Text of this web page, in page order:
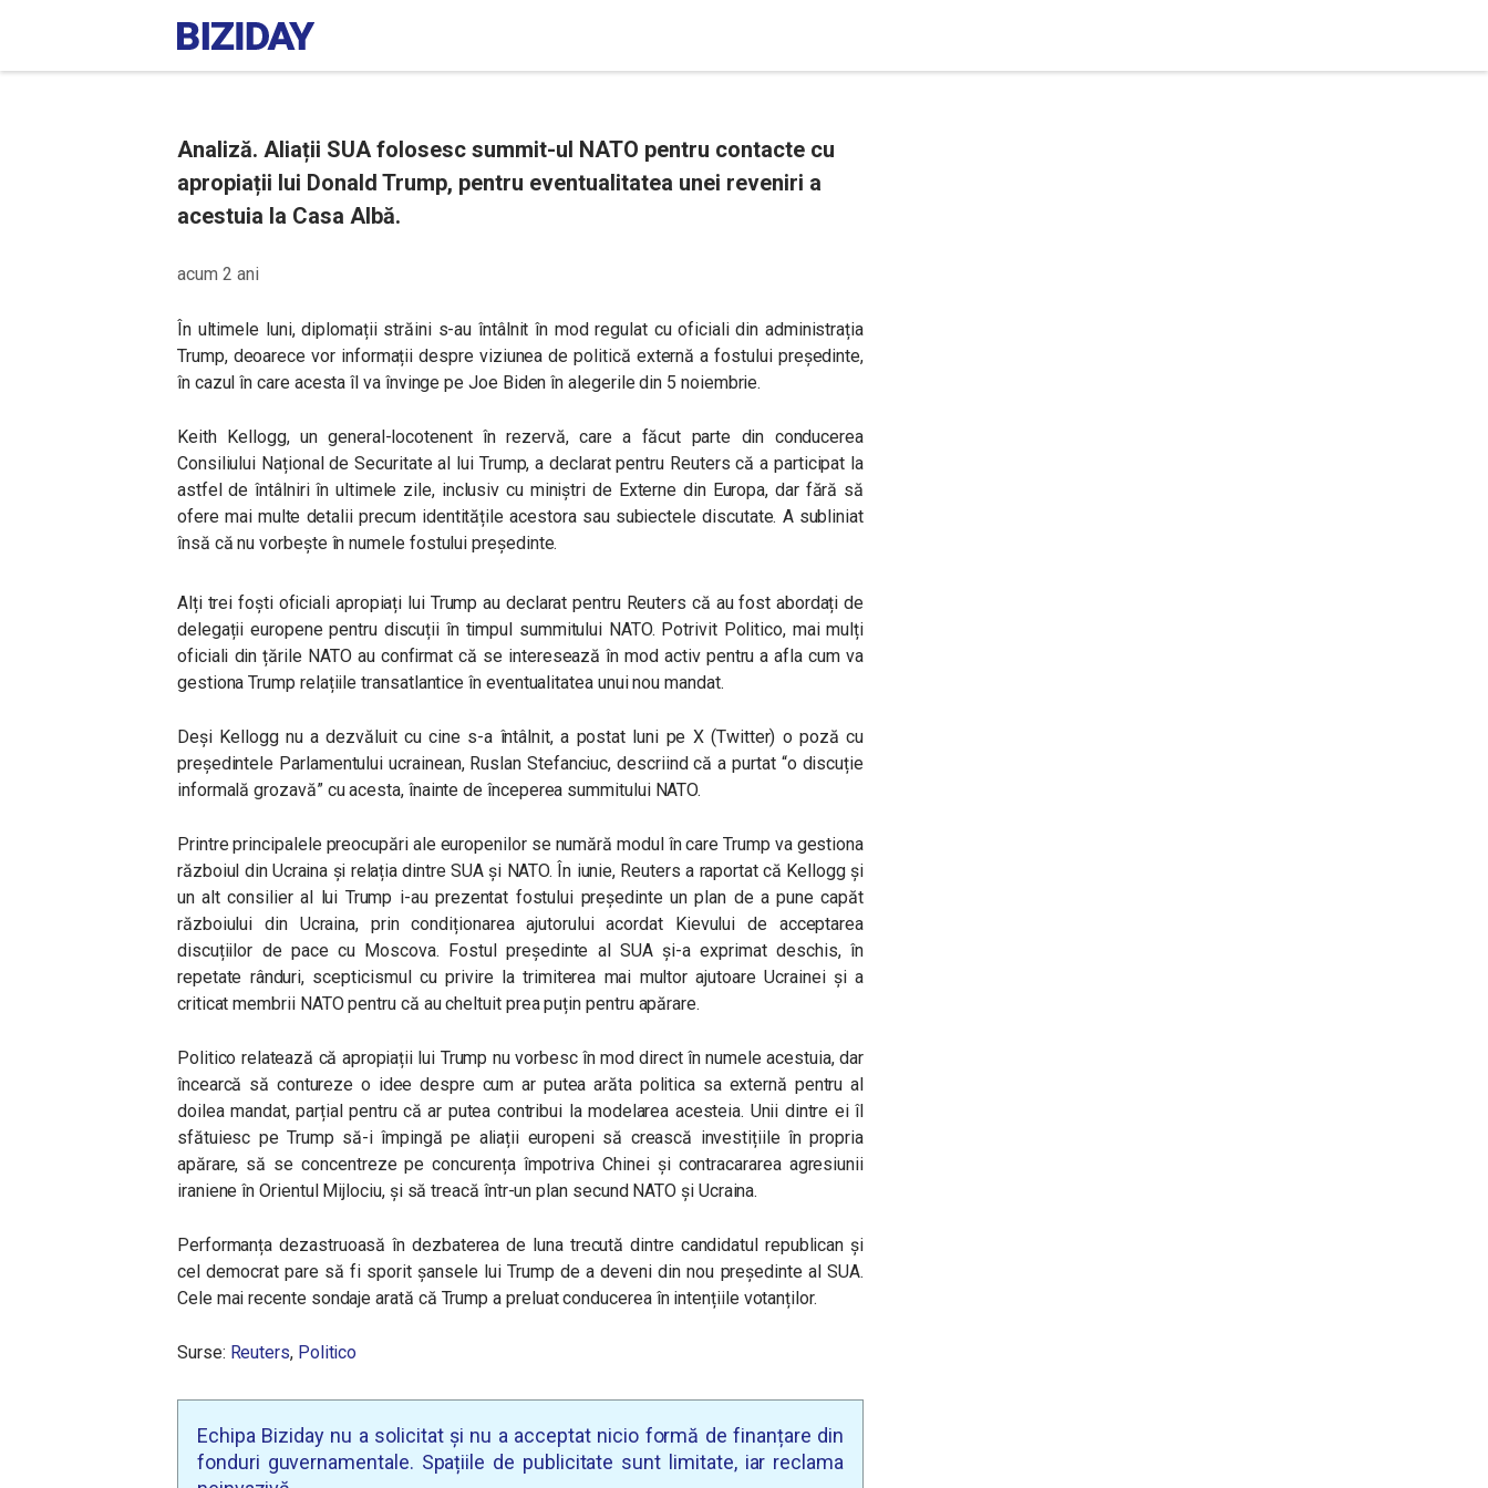
Analiză. Aliații SUA folosesc summit-ul NATO pentru contacte cu
apropiații lui Donald Trump, pentru eventualitatea unei reveniri a
acestuia la Casa Albă.
acum 2 ani
În ultimele luni, diplomații străini s-au întâlnit în mod regulat cu oficiali din administrația
Trump, deoarece vor informații despre viziunea de politică externă a fostului președinte,
în cazul în care acesta îl va învinge pe Joe Biden în alegerile din 5 noiembrie.
Keith Kellogg, un general-locotenent în rezervă, care a făcut parte din conducerea
Consiliului Național de Securitate al lui Trump, a declarat pentru Reuters că a participat la
astfel de întâlniri în ultimele zile, inclusiv cu miniștri de Externe din Europa, dar fără să
ofere mai multe detalii precum identitățile acestora sau subiectele discutate. A subliniat
însă că nu vorbește în numele fostului președinte.
Alți trei foști oficiali apropiați lui Trump au declarat pentru Reuters că au fost abordați de
delegații europene pentru discuții în timpul summitului NATO. Potrivit Politico, mai mulți
oficiali din țările NATO au confirmat că se interesează în mod activ pentru a afla cum va
gestiona Trump relațiile transatlantice în eventualitatea unui nou mandat.
Deși Kellogg nu a dezvăluit cu cine s-a întâlnit, a postat luni pe X (Twitter) o poză cu
președintele Parlamentului ucrainean, Ruslan Stefanciuc, descriind că a purtat “o discuție
informală grozavă” cu acesta, înainte de începerea summitului NATO.
Printre principalele preocupări ale europenilor se numără modul în care Trump va gestiona
războiul din Ucraina și relația dintre SUA și NATO. În iunie, Reuters a raportat că Kellogg și
un alt consilier al lui Trump i-au prezentat fostului președinte un plan de a pune capăt
războiului din Ucraina, prin condiționarea ajutorului acordat Kievului de acceptarea
discuțiilor de pace cu Moscova. Fostul președinte al SUA și-a exprimat deschis, în
repetate rânduri, scepticismul cu privire la trimiterea mai multor ajutoare Ucrainei și a
criticat membrii NATO pentru că au cheltuit prea puțin pentru apărare.
Politico relatează că apropiații lui Trump nu vorbesc în mod direct în numele acestuia, dar
încearcă să contureze o idee despre cum ar putea arăta politica sa externă pentru al
doilea mandat, parțial pentru că ar putea contribui la modelarea acesteia. Unii dintre ei îl
sfătuiesc pe Trump să-i împingă pe aliații europeni să crească investițiile în propria
apărare, să se concentreze pe concurența împotriva Chinei și contracararea agresiunii
iraniene în Orientul Mijlociu, și să treacă într-un plan secund NATO și Ucraina.
Performanța dezastruoasă în dezbaterea de luna trecută dintre candidatul republican și
cel democrat pare să fi sporit șansele lui Trump de a deveni din nou președinte al SUA.
Cele mai recente sondaje arată că Trump a preluat conducerea în intențiile votanților.
Surse: Reuters, Politico
Echipa Biziday nu a solicitat și nu a acceptat nicio formă de finanțare din
fonduri guvernamentale. Spațiile de publicitate sunt limitate, iar reclama